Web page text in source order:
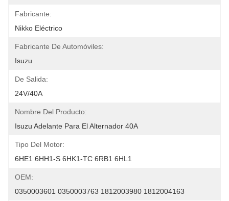
Fabricante:
Nikko Eléctrico
Fabricante De Automóviles:
Isuzu
De Salida:
24V/40A
Nombre Del Producto:
Isuzu Adelante Para El Alternador 40A
Tipo Del Motor:
6HE1 6HH1-S 6HK1-TC 6RB1 6HL1
OEM:
0350003601 0350003763 1812003980 1812004163